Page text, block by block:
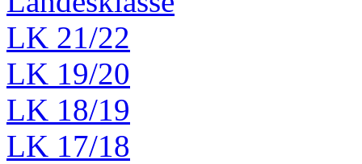
LK 21/22
LK 19/20
LK 18/19
LK 17/18